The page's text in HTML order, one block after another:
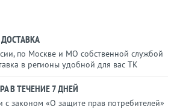
по Москве и МО собственной службой
в регионы удобной для вас ТК
В ТЕЧЕНИЕ 7 ДНЕЙ
с законом «О защите прав потребителей»